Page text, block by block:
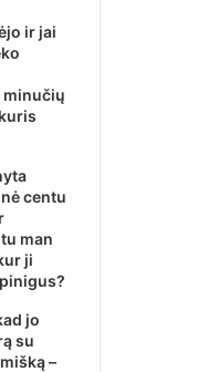
ir jai
minučių
centu
man
ji
jo
su
–